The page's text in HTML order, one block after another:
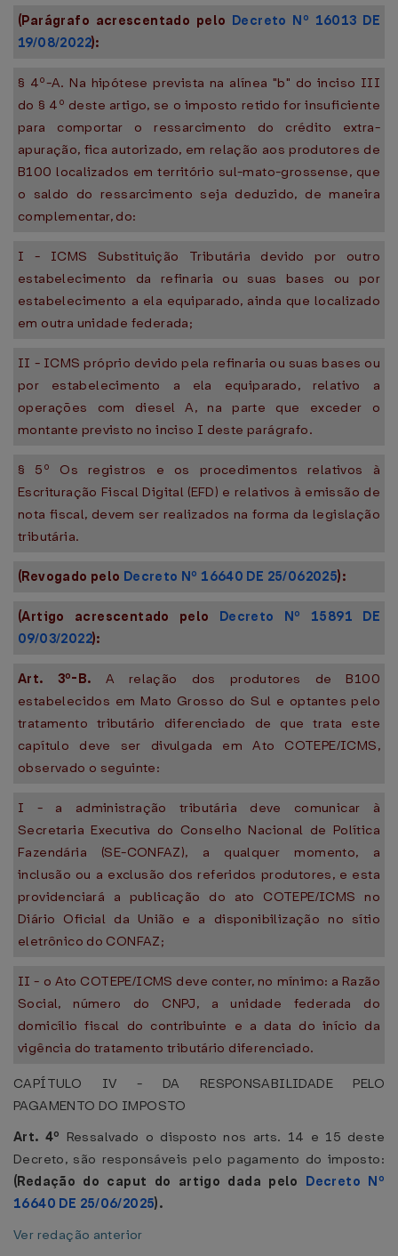
(Parágrafo acrescentado pelo Decreto Nº 16013 DE
19/08/2022):
§ 4º-A. Na hipótese prevista na alínea "b" do inciso III
do § 4º deste artigo, se o imposto retido for insuficiente
para comportar o ressarcimento do crédito extra-
apuração, fica autorizado, em relação aos produtores de
B100 localizados em território sul-mato-grossense, que
o saldo do ressarcimento seja deduzido, de maneira
complementar, do:
I - ICMS Substituição Tributária devido por outro
estabelecimento da refinaria ou suas bases ou por
estabelecimento a ela equiparado, ainda que localizado
em outra unidade federada;
II - ICMS próprio devido pela refinaria ou suas bases ou
por estabelecimento a ela equiparado, relativo a
operações com diesel A, na parte que exceder o
montante previsto no inciso I deste parágrafo.
§ 5º Os registros e os procedimentos relativos à
Escrituração Fiscal Digital (EFD) e relativos à emissão de
nota fiscal, devem ser realizados na forma da legislação
tributária.
(Revogado pelo Decreto Nº 16640 DE 25/062025):
(Artigo acrescentado pelo Decreto Nº 15891 DE
09/03/2022):
Art. 3º-B. A relação dos produtores de B100
estabelecidos em Mato Grosso do Sul e optantes pelo
tratamento tributário diferenciado de que trata este
capítulo deve ser divulgada em Ato COTEPE/ICMS,
observado o seguinte:
I - a administração tributária deve comunicar à
Secretaria Executiva do Conselho Nacional de Política
Fazendária (SE-CONFAZ), a qualquer momento, a
inclusão ou a exclusão dos referidos produtores, e esta
providenciará a publicação do ato COTEPE/ICMS no
Diário Oficial da União e a disponibilização no sítio
eletrônico do CONFAZ;
II - o Ato COTEPE/ICMS deve conter, no mínimo: a Razão
Social, número do CNPJ, a unidade federada do
domicílio fiscal do contribuinte e a data do início da
vigência do tratamento tributário diferenciado.
CAPÍTULO IV - DA RESPONSABILIDADE PELO
PAGAMENTO DO IMPOSTO
Art. 4º Ressalvado o disposto nos arts. 14 e 15 deste
Decreto, são responsáveis pelo pagamento do imposto:
(Redação do caput do artigo dada pelo Decreto Nº
16640 DE 25/06/2025).
Ver redação anterior